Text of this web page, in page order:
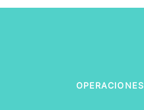
OPERACIONES